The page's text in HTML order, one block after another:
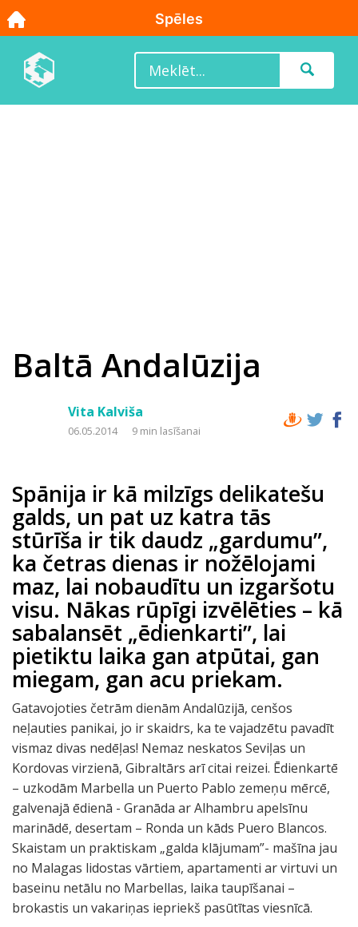
Baltā Andalūzija
Vita Kalviša
06.05.2014 9 min lasīšanai
Spānija ir kā milzīgs delikatešu
galds, un pat uz katra tās
stūrīša ir tik daudz „gardumu”,
ka četras dienas ir nožēlojami
maz, lai nobaudītu un izgaršotu
visu. Nākas rūpīgi izvēlēties – kā
sabalansēt „ēdienkarti”, lai
pietiktu laika gan atpūtai, gan
miegam, gan acu priekam.
Gatavojoties četrām dienām Andalūzijā, cenšos
neļauties panikai, jo ir skaidrs, ka te vajadzētu pavadīt
vismaz divas nedēļas! Nemaz neskatos Seviļas un
Kordovas virzienā, Gibraltārs arī citai reizei. Ēdienkartē
– uzkodām Marbella un Puerto Pablo zemeņu mērcē,
galvenajā ēdienā - Granāda ar Alhambru apelsīnu
marinādē, desertam – Ronda un kāds Puero Blancos.
Skaistam un praktiskam „galda klājumam”- mašīna jau
no Malagas lidostas vārtiem, apartamenti ar virtuvi un
baseinu netālu no Marbellas, laika taupīšanai –
brokastis un vakariņas iepriekš pasūtītas viesnīcā.